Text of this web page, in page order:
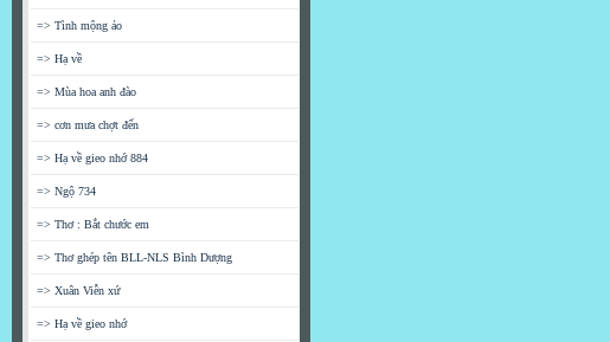
=> Tình mộng ảo
=> Hạ về
=> Mùa hoa anh đào
=> cơn mưa chợt đến
=> Hạ về gieo nhớ 884
=> Ngộ 734
=> Thơ : Bắt chước em
=> Thơ ghép tên BLL-NLS Bình Dượng
=> Xuân Viễn xứ
=> Hạ về gieo nhớ